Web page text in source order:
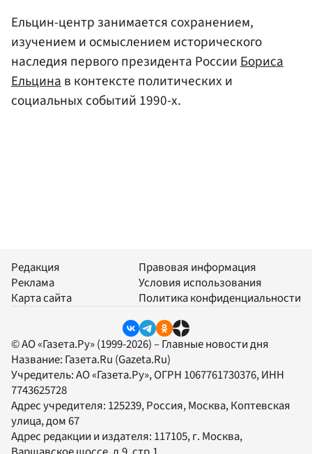
Ельцин-центр занимается сохранением,
изучением и осмыслением исторического
наследия первого президента РоссииБориса
Ельцинав контексте политических и
социальных событий 1990-х.
Редакция
Реклама
Карта сайта
Правовая информация
Условия использования
Политика конфиденциальности
© АО «Газета.Ру» (1999-2026) – Главные новости дня
Название: Газета.Ru (Gazeta.Ru)
Учредитель:АО «Газета.Ру», ОГРН 1067761730376, ИНН
7743625728
Адрес учредителя: 125239, Россия, Москва, Коптевская
улица, дом 67
Адрес редакции и издателя: 117105, г. Москва,